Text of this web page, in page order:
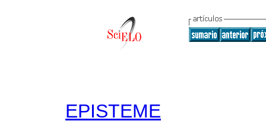
EPISTEME